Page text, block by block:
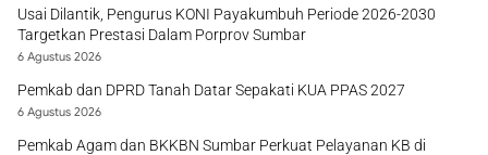
Usai Dilantik, Pengurus KONI Payakumbuh Periode 2026-2030
Targetkan Prestasi Dalam Porprov Sumbar
6 Agustus 2026
Pemkab dan DPRD Tanah Datar Sepakati KUA PPAS 2027
6 Agustus 2026
Pemkab Agam dan BKKBN Sumbar Perkuat Pelayanan KB di